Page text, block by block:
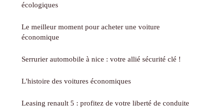
écologiques
Le meilleur moment pour acheter une voiture
économique
Serrurier automobile à nice : votre allié sécurité clé !
L'histoire des voitures économiques
Leasing renault 5 : profitez de votre liberté de conduite